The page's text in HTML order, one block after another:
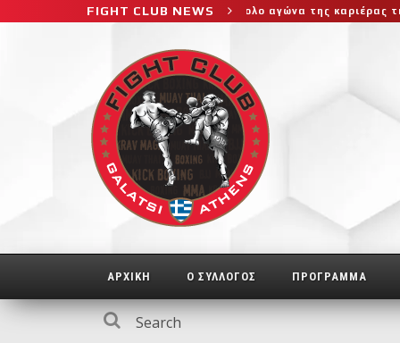
FIGHT CLUB NEWS
στο μεγαλύτερο και πιο δύσκολο αγώνα της καριέρας της,
ΑΡΧΙΚΗ Ο ΣΥΛΛΟΓΟΣ ΠΡΟΓΡΑΜΜΑ